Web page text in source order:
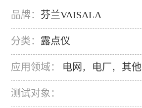
品牌： 芬兰VAISALA
分类： 露点仪
应用领域： 电网 ， 电厂， 其他
测试对象：